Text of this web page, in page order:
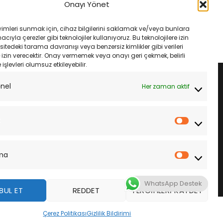
Onayı Yönet
sunmak için, cihaz bilgilerini saklamak ve/veya bunlara
çerezler gibi teknolojiler kullanıyoruz. Bu teknolojilere izin
tarama davranışı veya benzersiz kimlikler gibi verileri
verecektir. Onay vermemek veya onayı geri çekmek, belirli
işlevleri olumsuz etkileyebilir.
Her zaman aktif
İstatistik
ET REDDET TERCIHLERI KAYDET
Çerez PolitikasıGizlilik Bildirimi
andaki
fiyat:
₺5,890.00.
Power 2Ct Lastik Takımı
fiyat:
₺18,800.00.
andaki
fiyat:
₺17,485.00.
SEPETE EKLE
DAHA FAZLA BILGI
WhatsApp Destek